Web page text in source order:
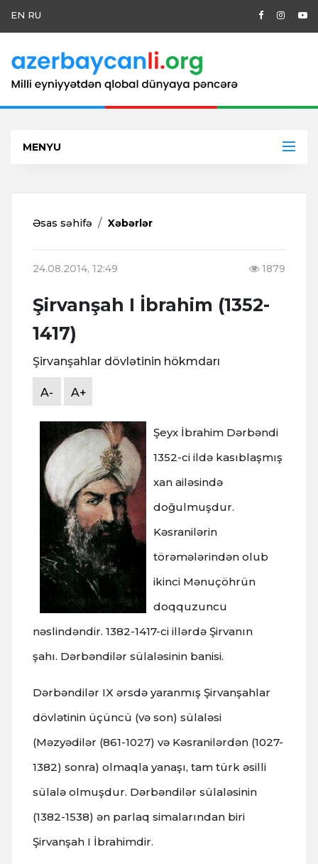
EN RU
MENYU
Əsas səhifə Xəbərlər
24.08.2014, 12:49 1879
Şirvanşah I İbrahim (1352-
1417)
Şirvanşahlar dövlətinin hökmdarı
A- A+
Şeyx İbrahim Dərbəndi
1352-ci ildə kasıblaşmış
xan ailəsində
doğulmuşdur.
Kəsranilərin
törəmələrindən olub
ikinci Mənuçöhrün
doqquzuncu
nəslindəndir. 1382-1417-ci illərdə Şirvanın
şahı. Dərbəndilər sülaləsinin banisi.
Dərbəndilər IX ərsdə yaranmış Şirvanşahlar
dövlətinin üçüncü (və son) sülaləsi
(Məzyədilər (861-1027) və Kəsranilərdən (1027-
1382) sonra) olmaqla yanaşı, tam türk əsilli
sülalə olmuşdur. Dərbəndilər sülaləsinin
(1382-1538) ən parlaq simalarından biri
Şirvanşah I İbrahimdir.